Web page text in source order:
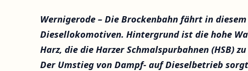
Wernigerode – Die Brockenbahn fährt in
Diesellokomotiven. Hintergrund ist die hohe
Harz, die die Harzer Schmalspurbahnen (HSB)
Der Umstieg von Dampf- auf Dieselbetrieb